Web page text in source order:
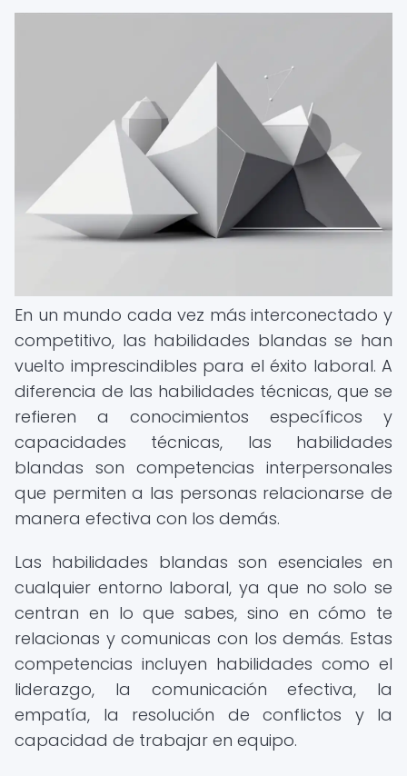
En un mundo cada vez más interconectado y
competitivo, las habilidades blandas se han
vuelto imprescindibles para el éxito laboral. A
diferencia de las habilidades técnicas, que se
refieren a conocimientos específicos y
capacidades técnicas, las habilidades
blandas son competencias interpersonales
que permiten a las personas relacionarse de
manera efectiva con los demás.
Las habilidades blandas son esenciales en
cualquier entorno laboral, ya que no solo se
centran en lo que sabes, sino en cómo te
relacionas y comunicas con los demás. Estas
competencias incluyen habilidades como el
liderazgo, la comunicación efectiva, la
empatía, la resolución de conflictos y la
capacidad de trabajar en equipo.